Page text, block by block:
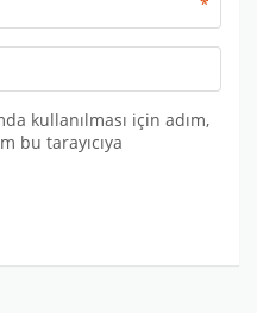
kullanılması için adım,
bu tarayıcıya